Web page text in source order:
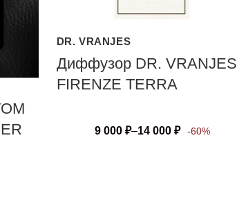
DR. VRANJES
Диффузор DR. VRANJES
FIRENZE TERRA
9 000₽–14 000₽ -60%